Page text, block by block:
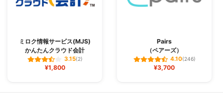
ミロク情報サービス(MJS)
かんたんクラウド会計
3.15(2)
¥1,800
Pairs
（ペアーズ）
4.10(246)
¥3,700